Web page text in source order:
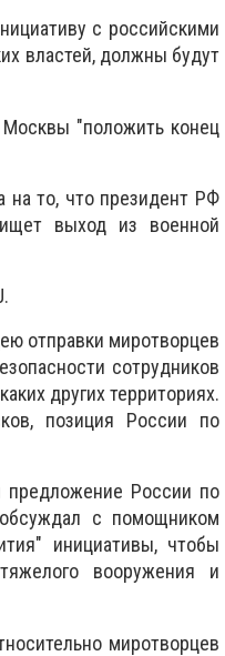
с российскими
властей, должны будут
Москвы "положить конец
то, что президент РФ
выход из военной
отправки миротворцев
сотрудников
других территориях.
позиция России по
предложение России по
с помощником
инициативы, чтобы
вооружения и
миротворцев